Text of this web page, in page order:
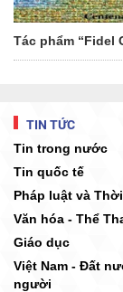
Tác phẩm “Fidel
TIN TỨC
Tin trong nước
Tin quốc tế
Pháp luật và
Văn hóa - Thể
Giáo dục
Việt Nam - Đất
người